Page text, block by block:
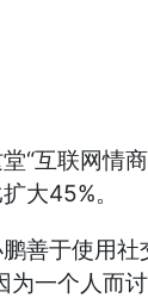
“互联网情
大45%。
善于使用
为一个人而